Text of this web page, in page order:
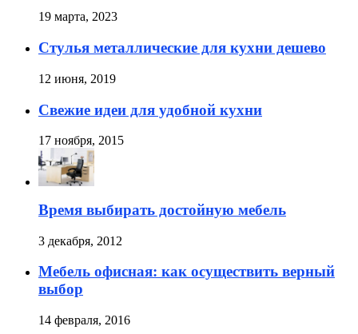
19 марта, 2023
Стулья металлические для кухни дешево
12 июня, 2019
Свежие идеи для удобной кухни
17 ноября, 2015
Время выбирать достойную мебель
3 декабря, 2012
Мебель офисная: как осуществить верный
выбор
14 февраля, 2016